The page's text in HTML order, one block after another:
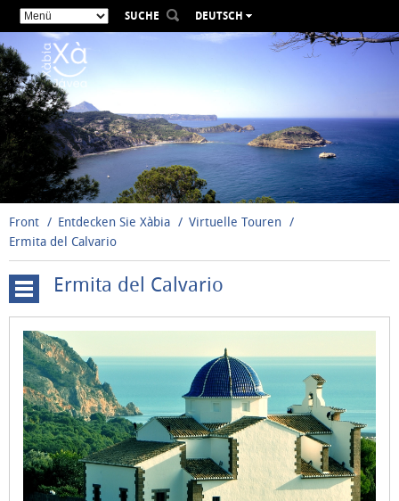
SUCHE
DEUTSCH
ESPAÑOL
FRANÇAIS
РУССКИЙ
Front Entdecken Sie Xàbia
Virtuelle Touren
Ermita del Calvario
Cova
Tallada
Windmühlen
Santuario
de
la
Mare
de
Ermita del Calvario